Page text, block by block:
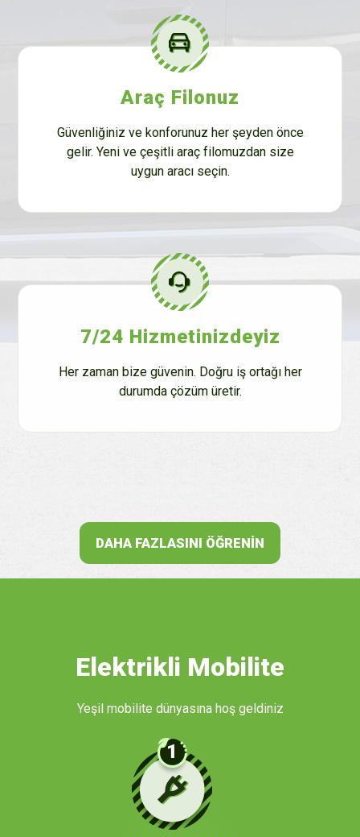
Araç Filonuz
Güvenliğiniz ve konforunuz her şeyden önce
gelir. Yeni ve çeşitli araç filomuzdan size
uygun aracı seçin.
7/24 Hizmetinizdeyiz
Her zaman bize güvenin. Doğru iş ortağı her
durumda çözüm üretir.
DAHA FAZLASINI ÖĞRENIN
Elektrikli Mobilite
Yeşil mobilite dünyasına hoş geldiniz